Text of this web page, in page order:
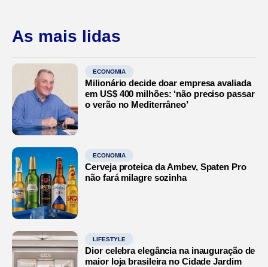
As mais lidas
ECONOMIA
Milionário decide doar empresa avaliada
em US$ 400 milhões: ‘não preciso passar
o verão no Mediterrâneo’
ECONOMIA
Cerveja proteica da Ambev, Spaten Pro
não fará milagre sozinha
LIFESTYLE
Dior celebra elegância na inauguração de
maior loja brasileira no Cidade Jardim